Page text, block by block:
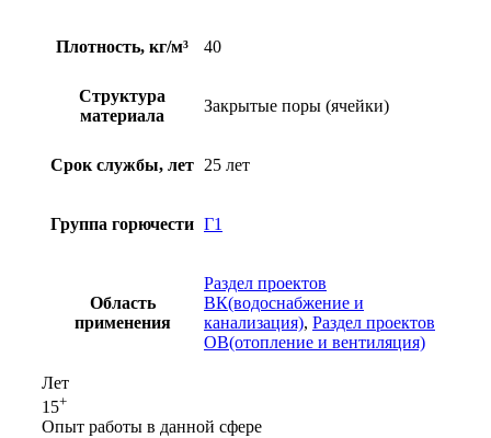
Плотность, кг/м³ 40
Структура
материала
Закрытые поры (ячейки)
Срок службы, лет 25 лет
Группа горючести Г1
Область
применения
Раздел проектов
ВК(водоснабжение и
канализация), Раздел проектов
ОВ(отопление и вентиляция)
Лет
15+
Опыт работы в данной сфере